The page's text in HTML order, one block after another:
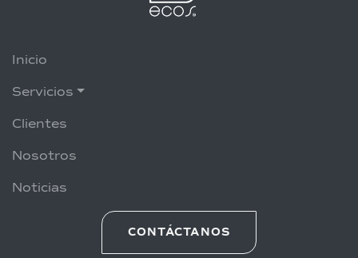
Inicio
Servicios
Clientes
Nosotros
Noticias
CONTÁCTANOS